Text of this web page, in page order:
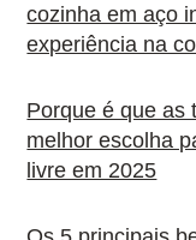
cozinha em aço
experiência na
Porque é que as
melhor escolha
livre em 2025